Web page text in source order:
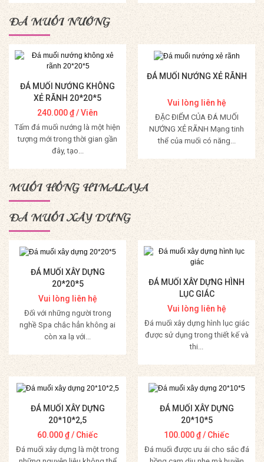
Mua Hàng Mua Hàng
ĐÁ MUỐI NƯỚNG
ĐÁ MUỐI NƯỚNG KHÔNG
XẺ RÃNH 20*20*5
240.000₫/ Viên
Tấm đá muối nướng là một hiện
tượng mới trong thời gian gần
đây, tạo...
Mua Hàng
ĐÁ MUỐI NƯỚNG XẺ RÃNH
Vui lòng liên hệ
ĐẶC ĐIỂM CỦA ĐÁ MUỐI
NƯỚNG XẺ RÃNH Mạng tinh
thể của muối có năng...
Mua Hàng
MUỐI HỒNG HIMALAYA
ĐÁ MUỐI XÂY DỰNG
ĐÁ MUỐI XÂY DỰNG
20*20*5
Vui lòng liên hệ
Đối với những người trong
nghề Spa chắc hẳn không ai
còn xa lạ với...
Mua Hàng
ĐÁ MUỐI XÂY DỰNG HÌNH
LỤC GIÁC
Vui lòng liên hệ
Đá muối xây dựng hình lục giác
được sử dụng trong thiết kế và
thi...
Mua Hàng
ĐÁ MUỐI XÂY DỰNG
20*10*2,5
60.000₫/ Chiếc
Đá muối xây dựng là một trong
ĐÁ MUỐI XÂY DỰNG
20*10*5
100.000₫/ Chiếc
Đá muối được ưu ái cho sắc đá